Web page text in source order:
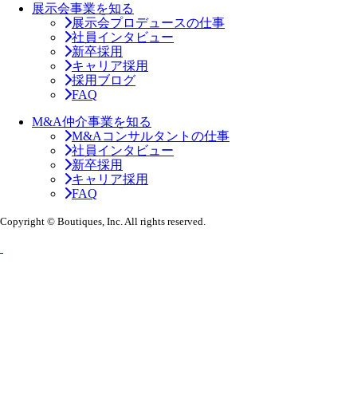
展示会事業を知る
展示会プロデュースの仕事
社員インタビュー
新卒採用
キャリア採用
採用ブログ
FAQ
M&A仲介事業を知る
M&Aコンサルタントの仕事
社員インタビュー
新卒採用
キャリア採用
FAQ
Copyright © Boutiques, Inc. All rights reserved.